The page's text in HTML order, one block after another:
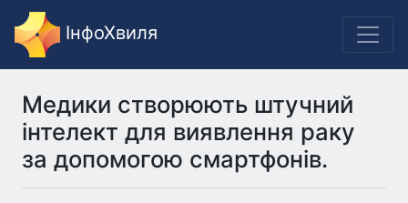
ІнфоХвиля
Медики створюють штучний
інтелект для виявлення раку
за допомогою смартфонів.